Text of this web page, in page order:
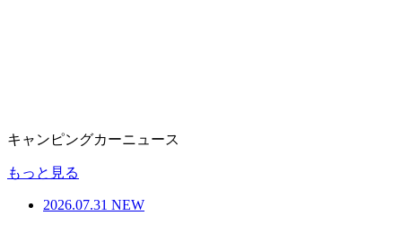
キャンピングカーニュース
もっと見る
2026.07.31 NEW